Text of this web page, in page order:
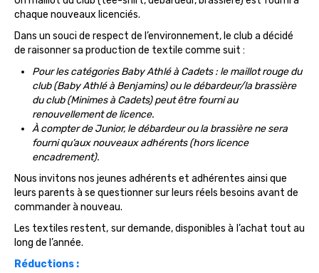
chaque nouveaux licenciés.
Dans un souci de respect de l’environnement, le club a décidé
de raisonner sa production de textile comme suit :
Pour les catégories Baby Athlé à Cadets : le maillot rouge du
club (Baby Athlé à Benjamins) ou le débardeur/la brassière
du club (Minimes à Cadets) peut être fourni au
renouvellement de licence.
À compter de Junior, le débardeur ou la brassière ne sera
fourni qu’aux nouveaux adhérents (hors licence
encadrement).
Nous invitons nos jeunes adhérents et adhérentes ainsi que
leurs parents à se questionner sur leurs réels besoins avant de
commander à nouveau.
Les textiles restent, sur demande, disponibles à l’achat tout au
long de l’année.
Réductions :